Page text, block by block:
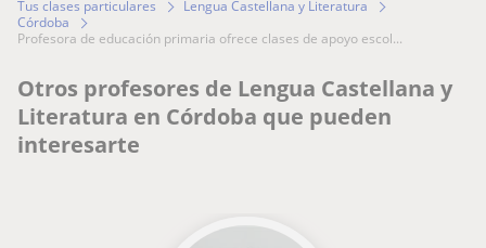
Tus clases particulares
Lengua Castellana y Literatura
Córdoba
profesora de educación primaria ofrece clases de apoyo escol...
Otros profesores de Lengua Castellana y
Literatura en Córdoba que pueden
interesarte